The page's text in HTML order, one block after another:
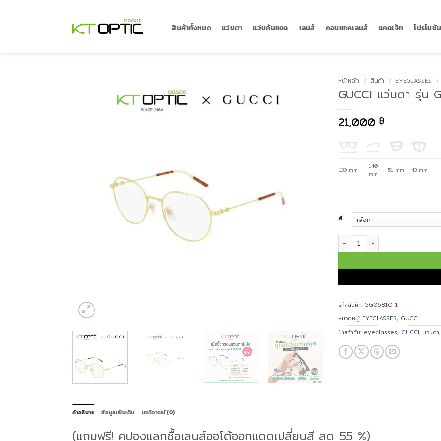
สินค้าทั้งหมด แว่นตา แว่นกันแดด เลนส์ คอนแทคเลนส์ แกดเจ็ท โปรโมชัน
หน้าหลัก / สินค้า / EYEGLASSES /
GUCCI แว่นตา รุ่น
21,000 ฿
130 mm
140
mm
51 mm 43 mm
สี
จำนวน GUCCI แว่นตา รุ่น GG
รหัสสินค้า: GG0681O-1
หมวดหมู่: EYEGLASSES, GUCCI
ป้ายกำกับ: eyeglasses, GUCCI, แว่นตา,
คำอธิบาย ข้อมูลเพิ่มเติม บทวิจารณ์ (0)
(แถมฟรี! คูปองแลกซื้อเลนส์ออโต้ออกแดดเปลี่ยนสี ลด 55 %)